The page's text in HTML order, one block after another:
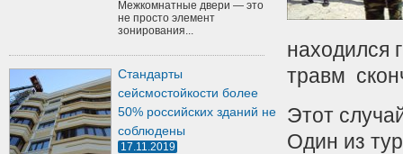
Межкомнатные двери — это
не просто элемент
зонирования...
Стандарты
сейсмостойкости более
50% российских зданий не
соблюдены
17.11.2019
находился
травм
Этот
Один из